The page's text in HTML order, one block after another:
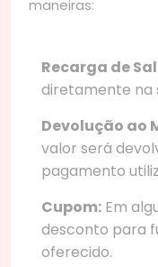
maneiras:
Recarga de
diretamente na
Devolução ao
valor será
pagamento
Cupom: Em
desconto para
oferecido.